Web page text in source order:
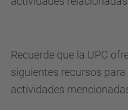
Recuerde que la UPC
siguientes recursos
actividades